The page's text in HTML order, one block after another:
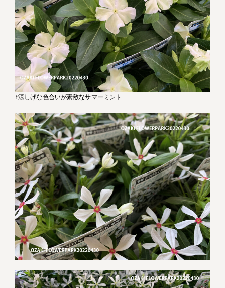
↑涼しげな色合いが素敵なサマーミント